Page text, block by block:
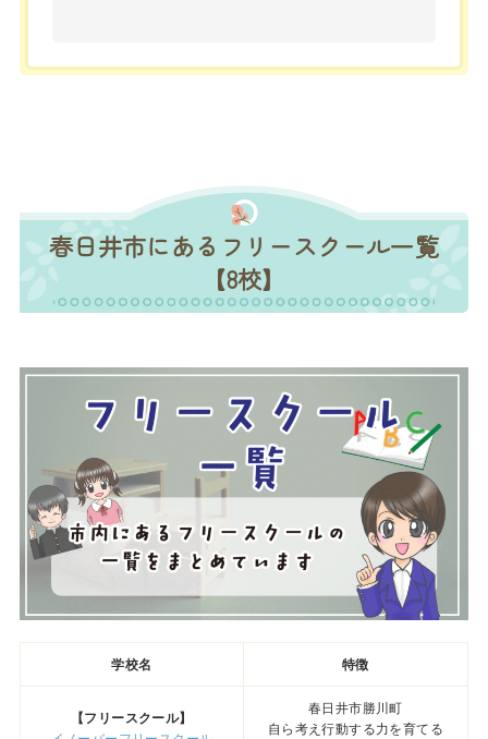
春日井市にあるフリースクール一覧
【8校】
学校名 特徴
【フリースクール】
春日井市勝川町
自ら考え行動する力を育てる